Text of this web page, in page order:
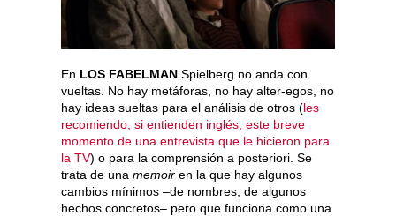
En LOS FABELMAN Spielberg no anda con
vueltas. No hay metáforas, no hay alter-egos, no
hay ideas sueltas para el análisis de otros (les
recomiendo, si entienden inglés, este breve
momento de una entrevista que le hicieron para
la TV) o para la comprensión a posteriori. Se
trata de una memoir en la que hay algunos
cambios mínimos –de nombres, de algunos
hechos concretos– pero que funciona como una